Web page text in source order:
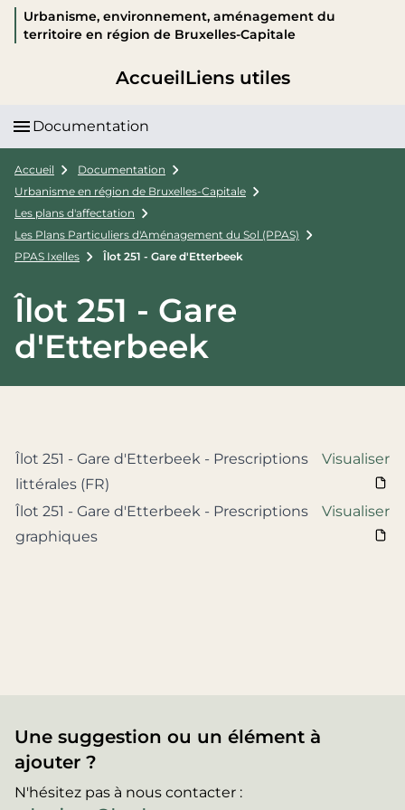
Urbanisme, environnement, aménagement du
territoire en région de Bruxelles-Capitale
AccueilLiens utiles
Documentation
Accueil
Documentation
Urbanisme en région de Bruxelles-Capitale
Les plans d'affectation
Les Plans Particuliers d'Aménagement du Sol (PPAS)
PPAS Ixelles
Îlot 251 - Gare d'Etterbeek
Îlot 251 - Gare
d'Etterbeek
Îlot 251 - Gare d'Etterbeek - Prescriptions
littérales (FR)
Visualiser
Îlot 251 - Gare d'Etterbeek - Prescriptions
graphiques
Visualiser
Une suggestion ou un élément à
ajouter ?
N'hésitez pas à nous contacter :